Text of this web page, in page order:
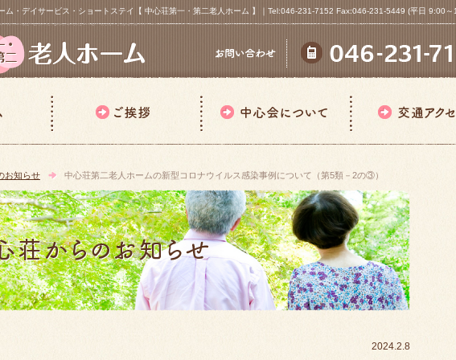
ム・デイサービス・ショートステイ【 中心荘第一・第二老人ホーム 】｜Tel:046-231-7152 Fax:046-231-5449 (平日 9:00
お知らせ 中心荘第二老人ホームの新型コロナウイルス感染事例について（第5類－2の③）
2024.2.8